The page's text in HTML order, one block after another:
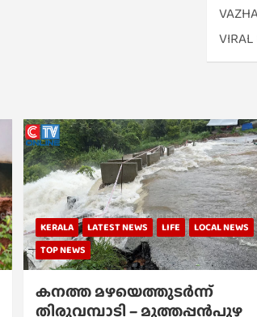
VIRAL
KERALA LATEST NEWS LIFE
LOCAL NEWS
TOP NEWS
കനത്ത മഴയെത്തുടർന്ന്
തിരുവമ്പാടി – മുത്തപ്പൻപുഴ